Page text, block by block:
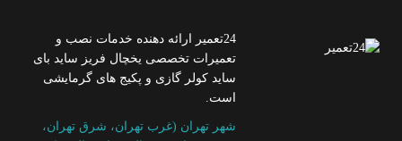
24تعمیر ارائه دهنده خدمات نصب و
تعمیرات تخصصی یخچال فریز ساید بای
ساید کولر گازی و پکیج های گرمایشی
است.
شهر تهران (غرب تهران، شرق تهران،